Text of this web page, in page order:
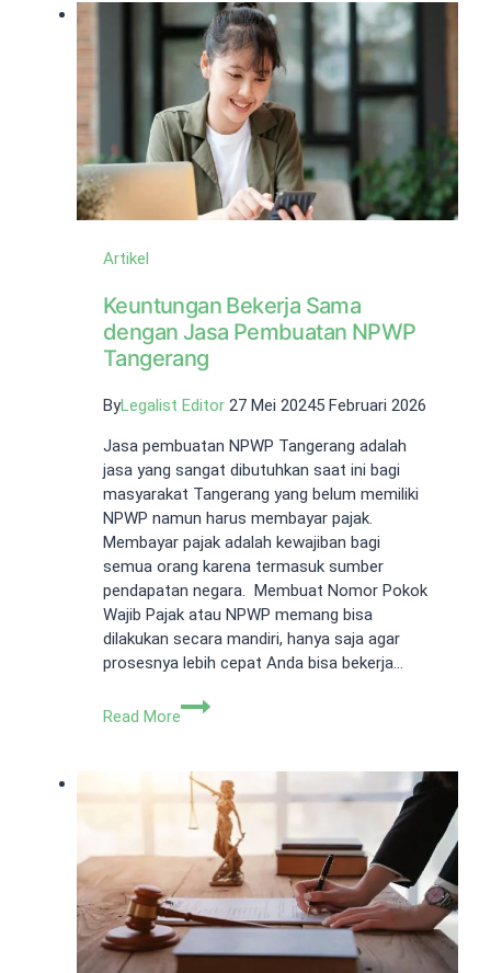
Tanah
Abang
Proses
Cepat
Artikel
Keuntungan Bekerja Sama
dengan Jasa Pembuatan NPWP
Tangerang
ByLegalist Editor 27 Mei 20245 Februari 2026
Jasa pembuatan NPWP Tangerang adalah
jasa yang sangat dibutuhkan saat ini bagi
masyarakat Tangerang yang belum memiliki
NPWP namun harus membayar pajak.
Membayar pajak adalah kewajiban bagi
semua orang karena termasuk sumber
pendapatan negara. Membuat Nomor Pokok
Wajib Pajak atau NPWP memang bisa
dilakukan secara mandiri, hanya saja agar
prosesnya lebih cepat Anda bisa bekerja…
Read More
Keuntungan
dengan
Jasa
Pembuatan
NPWP
Tangerang